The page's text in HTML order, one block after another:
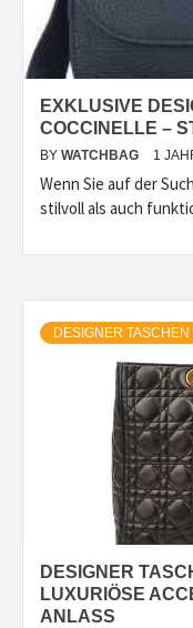
EXKLUSIVE
COCCINELLE –
BY WATCHBAG 1
Wenn Sie auf der
stilvoll als auch
DESIGNER TASCHEN
DESIGNER
LUXURIÖSE
ANLASS